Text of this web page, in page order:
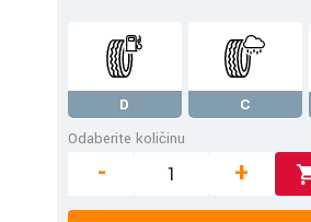
D C
Odaberite količinu
- +